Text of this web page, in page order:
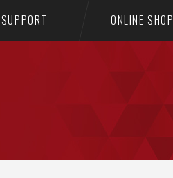
SUPPORT ONLINE SHOP